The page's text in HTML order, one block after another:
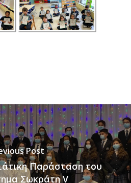
Post
Παράσταση του
Σωκράτη V